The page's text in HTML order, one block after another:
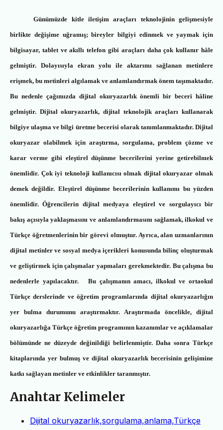
Günümüzde kitle iletişim araçları teknolojinin gelişmesiyle
birlikte değişime uğramış; bireyler bilgiyi edinmek ve yaymak için
bilgisayar, tablet ve akıllı telefon gibi araçları daha çok kullanır hâle
gelmiştir. Dolayısıyla ekran yolu ile aktarımı sağlanan metinlere
erişmek, bu metinleri algılamak ve anlamlandırmak önem taşımaktadır.
Bu nedenle çağımızda dijital okuryazarlık önemli bir beceri hâline
gelmiştir. Dijital okuryazarlık,dijital teknolojik araçları kullanarak
bilgiye ulaşma ve bilgi üretme becerisi olarak tanımlanmaktadır. Dijital
okuryazar olabilmek için araştırma, sorgulama, problem çözme ve
karar verme gibi eleştirel düşünme becerilerini yerine getirebilmek
önemlidir. Çok iyi teknoloji kullanıcısı olmak dijital okuryazar olmak
demek değildir. Eleştirel düşünme becerilerinin kullanımı bu yüzden
önemlidir.Öğrencilerin dijital medyaya eleştirel ve sorgulayıcı bir
bakış açısıyla yaklaşmasını ve anlamlandırmasını sağlamak, ilkokul ve
Türkçe öğretmenlerinin bir görevi olmuştur.Ayrıca, alan uzmanlarının
dijital metinler ve sosyal medya içerikleri konusunda bilinç oluşturmak
ve geliştirmek için çalışmalar yapmaları gerekmektedir. Bu çalışma bu
nedenlerle yapılacaktır. Bu çalışmanın amacı, ilkokul ve ortaokul
Türkçe derslerinde ve öğretim programlarında dijital okuryazarlığın
yer bulma durumunu araştırmaktır. Araştırmada öncelikle, dijital
okuryazarlığa Türkçe öğretim programının kazanımlar ve açıklamalar
bölümünde ne düzeyde değinildiği belirlenmiştir. Daha sonra Türkçe
kitaplarında yer bulmuş ve dijital okuryazarlık becerisinin gelişimine
katkı sağlayan metinler ve etkinlikler taranmıştır.
Anahtar Kelimeler
Dijital okuryazarlık,sorgulama,anlama,Türkçe